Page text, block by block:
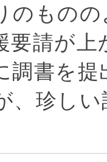
のもの
要請が
調書を
、珍し